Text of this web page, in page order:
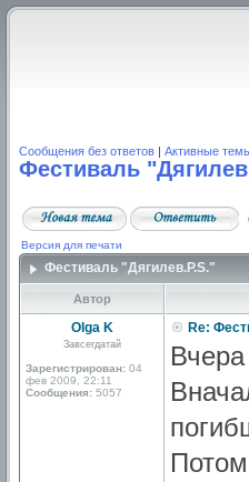
Сообщения без ответов | Активные
Фестиваль
Версия для печати
Фестиваль "Дягилев.P.S."
Автор
Olga K
Завсегдатай
Зарегистрирован: 04
фев 2009, 22:11
Сообщения: 5057
Re: